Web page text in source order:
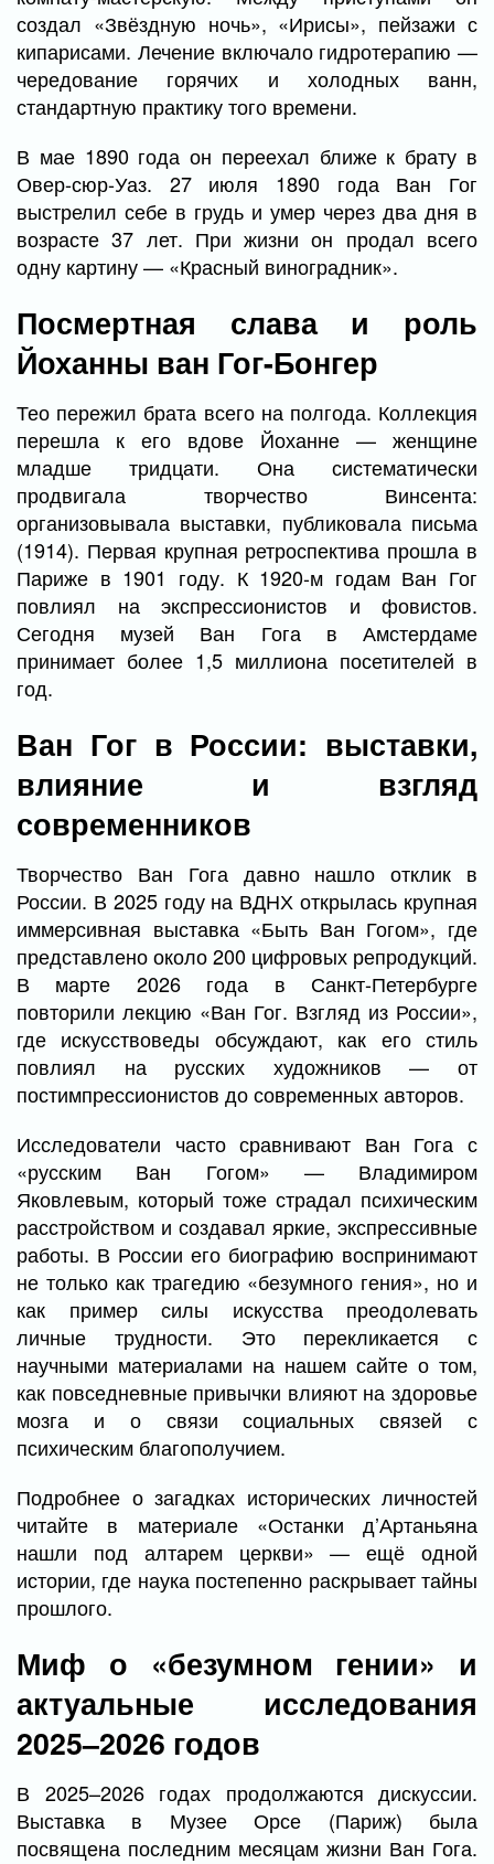
создал «Звёздную ночь», «Ирисы», пейзажи с
кипарисами. Лечение включало гидротерапию —
чередование горячих и холодных ванн,
стандартную практику того времени.
В мае 1890 года он переехал ближе к брату в
Овер-сюр-Уаз. 27 июля 1890 года Ван Гог
выстрелил себе в грудь и умер через два дня в
возрасте 37 лет. При жизни он продал всего
одну картину — «Красный виноградник».
Посмертная слава и роль
Йоханны ван Гог-Бонгер
Тео пережил брата всего на полгода. Коллекция
перешла к его вдове Йоханне — женщине
младше тридцати. Она систематически
продвигала творчество Винсента:
организовывала выставки, публиковала письма
(1914). Первая крупная ретроспектива прошла в
Париже в 1901 году. К 1920-м годам Ван Гог
повлиял на экспрессионистов и фовистов.
Сегодня музей Ван Гога в Амстердаме
принимает более 1,5 миллиона посетителей в
год.
Ван Гог в России: выставки,
влияние и взгляд
современников
Творчество Ван Гога давно нашло отклик в
России. В 2025 году на ВДНХ открылась крупная
иммерсивная выставка «Быть Ван Гогом», где
представлено около 200 цифровых репродукций.
В марте 2026 года в Санкт-Петербурге
повторили лекцию «Ван Гог. Взгляд из России»,
где искусствоведы обсуждают, как его стиль
повлиял на русских художников — от
постимпрессионистов до современных авторов.
Исследователи часто сравнивают Ван Гога с
«русским Ван Гогом» — Владимиром
Яковлевым, который тоже страдал психическим
расстройством и создавал яркие, экспрессивные
работы. В России его биографию воспринимают
не только как трагедию «безумного гения», но и
как пример силы искусства преодолевать
личные трудности. Это перекликается с
научными материалами на нашем сайте о том,
как повседневные привычки влияют на здоровье
мозга и о связи социальных связей с
психическим благополучием.
Подробнее о загадках исторических личностей
читайте в материале «Останки д’Артаньяна
нашли под алтарем церкви» — ещё одной
истории, где наука постепенно раскрывает тайны
прошлого.
Миф о «безумном гении» и
актуальные исследования
2025–2026 годов
В 2025–2026 годах продолжаются дискуссии.
Выставка в Музее Орсе (Париж) была
посвящена последним месяцам жизни Ван Гога.